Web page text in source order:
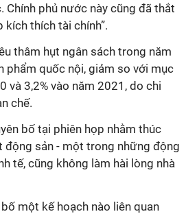
Chính phủ nước này cũng đã thắt
kích thích tài chính”.
thâm hụt ngân sách trong năm
phẩm quốc nội, giảm so với mục
và 3,2% vào năm 2021, do chi
chế.
bố tại phiên họp nhằm thúc
động sản - một trong những động
tế, cũng không làm hài lòng nhà
một kế hoạch nào liên quan